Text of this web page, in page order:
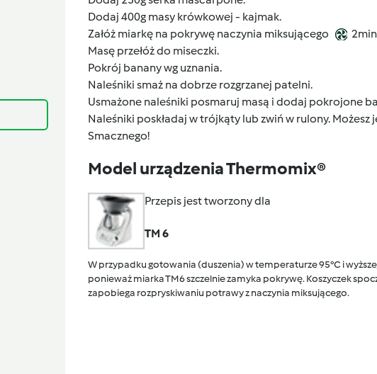
Dodaj 400g masy krówkowej - kajmak.
Załóż miarkę na pokrywę naczynia miksującego
Masę przełóż do miseczki.
Pokrój banany wg uznania.
Naleśniki smaż na dobrze rozgrzanej patelni.
Usmażone naleśniki posmaruj masą i dodaj pokrojone
Naleśniki poskładaj w trójkąty lub zwiń w rulony.
Smacznego!
Model urządzenia Thermomix®
Przepis jest tworzony dla
TM 6
W przypadku gotowania (duszenia) w temperaturze 95°C i
ponieważ miarka TM6 szczelnie zamyka pokrywę. Koszyczek
zapobiega rozpryskiwaniu potrawy z naczynia miksującego.